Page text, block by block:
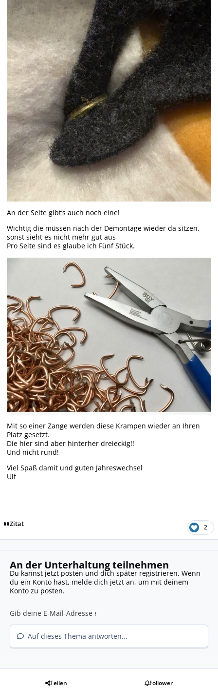
An der Seite gibt’s auch noch eine!
Wichtig die müssen nach der Demontage wieder da sitzen,
sonst sieht es nicht mehr gut aus
Pro Seite sind es glaube ich Fünf Stück.
Mit so einer Zange werden diese Krampen wieder an Ihren
Platz gesetzt.
Die hier sind aber hinterher dreieckig!!
Und nicht rund!
Viel Spaß damit und guten Jahreswechsel
Ulf
Zitat 2
An der Unterhaltung teilnehmen
Du kannst jetzt posten und dich später registrieren. Wenn
du ein Konto hast, melde dich jetzt an, um mit deinem
Konto zu posten.
Auf dieses Thema antworten...
Teilen Follower